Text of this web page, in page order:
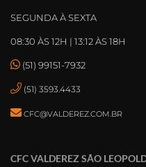
SEGUNDA À SEXTA
08:30 ÀS 12H | 13:12 ÀS 18H
(51) 99151-7932
(51) 3593.4433
CFC@VALDEREZ.COM.BR
CFC VALDEREZ SÃO